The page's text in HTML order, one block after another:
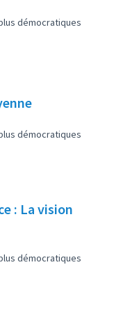
démocratiques
démocratiques
: La vision
démocratiques